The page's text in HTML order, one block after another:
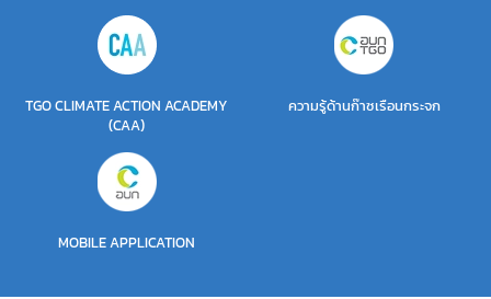
TGO CLIMATE ACTION ACADEMY
(CAA)
ความรู้ด้านก๊าซเรือนกระจก
MOBILE APPLICATION